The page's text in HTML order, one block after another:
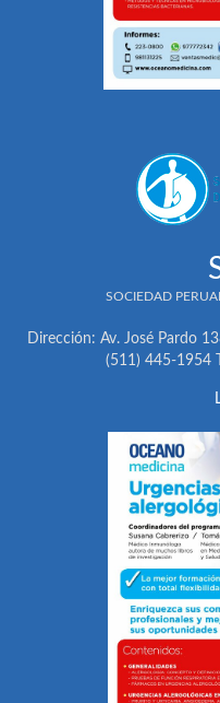
SOCIEDAD
Dirección: Av. José Pardo
(511) 445-1954